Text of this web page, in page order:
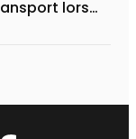
lors